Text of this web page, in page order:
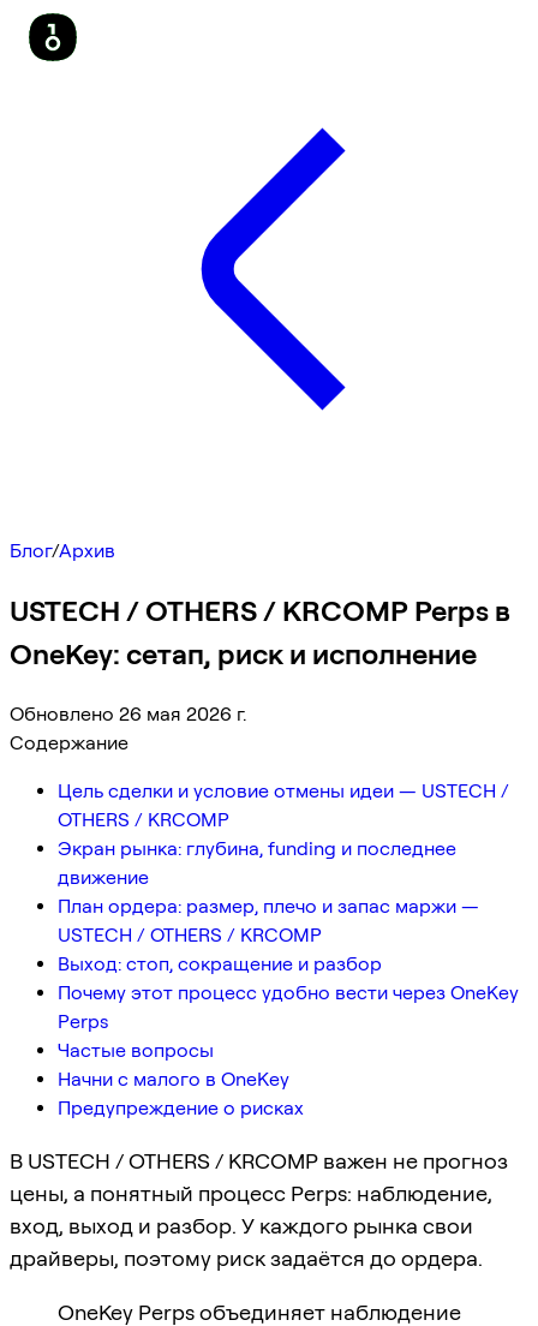
Блог/Архив
USTECH / OTHERS / KRCOMP Perps в
OneKey: сетап, риск и исполнение
Обновлено 26 мая 2026 г.
Содержание
Цель сделки и условие отмены идеи — USTECH /
OTHERS / KRCOMP
Экран рынка: глубина, funding и последнее
движение
План ордера: размер, плечо и запас маржи —
USTECH / OTHERS / KRCOMP
Выход: стоп, сокращение и разбор
Почему этот процесс удобно вести через OneKey
Perps
Частые вопросы
Начни с малого в OneKey
Предупреждение о рисках
В USTECH / OTHERS / KRCOMP важен не прогноз
цены, а понятный процесс Perps: наблюдение,
вход, выход и разбор. У каждого рынка свои
драйверы, поэтому риск задаётся до ордера.
OneKey Perps объединяет наблюдение